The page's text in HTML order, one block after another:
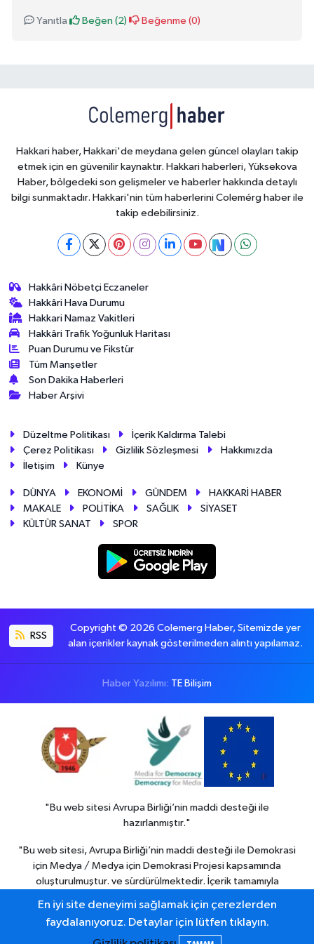
Yanıtla Beğen (2) Beğenme (0)
Hakkari haber, Hakkari'de meydana gelen güncel olayları takip
etmek için en güvenilir kaynaktır. Hakkari haberleri, Yüksekova
Haber, bölgedeki son gelişmeler ve haberler hakkında detaylı
bilgi sunmaktadır. Hakkari'nin tüm haberlerini Colemérg haber ile
takip edebilirsiniz.
Hakkâri Nöbetçi Eczaneler
Hakkâri Hava Durumu
Hakkari Namaz Vakitleri
Hakkâri Trafik Yoğunluk Haritası
Puan Durumu ve Fikstür
Tüm Manşetler
Son Dakika Haberleri
Haber Arşivi
Düzeltme Politikası
İçerik Kaldırma Talebi
Çerez Politikası
Gizlilik Sözleşmesi
Hakkımızda
İletişim
Künye
DÜNYA EKONOMİ GÜNDEM
HAKKARİ HABER
MAKALE
POLİTİKA SAĞLIK
SİYASET
KÜLTÜR SANAT
SPOR
RSS
Copyright © 2026 Colemerg Haber, Sitemizde yer
alan içerikler kaynak gösterilmeden alıntı yapılamaz.
Haber Yazılımı: TE Bilişim
"Bu web sitesi Avrupa Birliği’nin maddi desteği ile
hazırlanmıştır."
"Bu web sitesi, Avrupa Birliği’nin maddi desteği ile Demokrasi
için Medya / Medya için Demokrasi Projesi kapsamında
oluşturulmuştur. ve sürdürülmektedir. İçerik tamamıyla
görüşlerini yansıtmak zorunda değildir."
En iyi site deneyimi sağlamak için çerezlerden
faydalanıyoruz. Detaylar için lütfen tıklayın.